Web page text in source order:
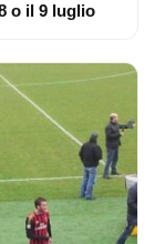
o il 9 luglio